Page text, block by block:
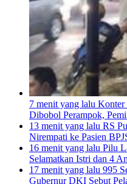
7 menit yang lalu Konter
Dibobol Perampok,
13 menit yang lalu RS
Nirempati ke Pasien
16 menit yang lalu Pilu
Selamatkan Istri dan 4
17 menit yang lalu 995
Gubernur DKI Sebut